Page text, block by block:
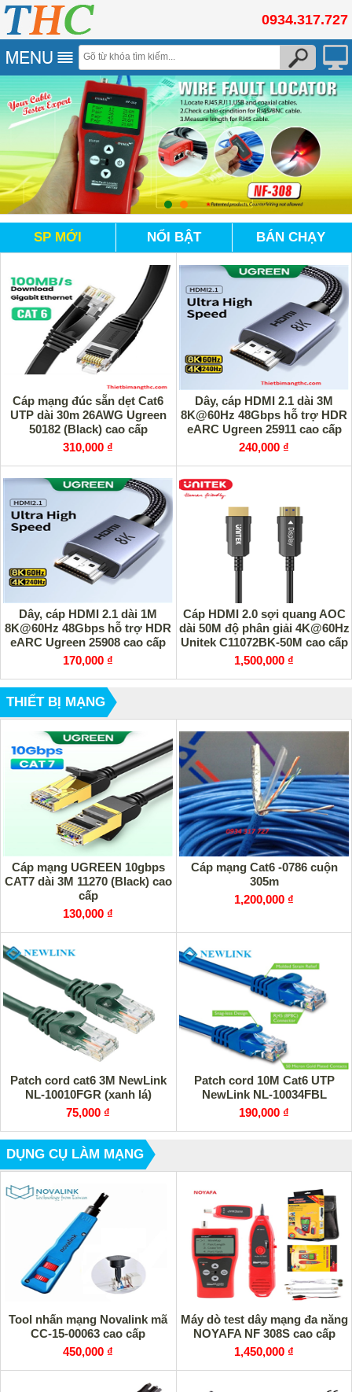
0934.317.727
SP MỚI NỔI BẬT BÁN CHẠY
Cáp mạng đúc sẵn dẹt Cat6
UTP dài 30m 26AWG Ugreen
50182 (Black) cao cấp
310,000 ₫
Dây, cáp HDMI 2.1 dài 3M
8K@60Hz 48Gbps hỗ trợ HDR
eARC Ugreen 25911 cao cấp
240,000 ₫
Dây, cáp HDMI 2.1 dài 1M
8K@60Hz 48Gbps hỗ trợ HDR
eARC Ugreen 25908 cao cấp
170,000 ₫
Cáp HDMI 2.0 sợi quang AOC
dài 50M độ phân giải 4K@60Hz
Unitek C11072BK-50M cao cấp
1,500,000 ₫
THIẾT BỊ MẠNG
Cáp mạng UGREEN 10gbps
CAT7 dài 3M 11270 (Black) cao
cấp
130,000 ₫
Cáp mạng Cat6 -0786 cuộn
305m
1,200,000 ₫
Patch cord cat6 3M NewLink
NL-10010FGR (xanh lá)
75,000 ₫
Patch cord 10M Cat6 UTP
NewLink NL-10034FBL
190,000 ₫
DỤNG CỤ LÀM MẠNG
Tool nhấn mạng Novalink mã
CC-15-00063 cao cấp
450,000 ₫
Máy dò test dây mạng đa năng
NOYAFA NF 308S cao cấp
1,450,000 ₫